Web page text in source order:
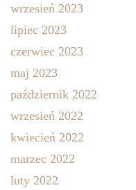
wrzesień 2023
lipiec 2023
czerwiec 2023
maj 2023
październik 2022
wrzesień 2022
kwiecień 2022
marzec 2022
luty 2022